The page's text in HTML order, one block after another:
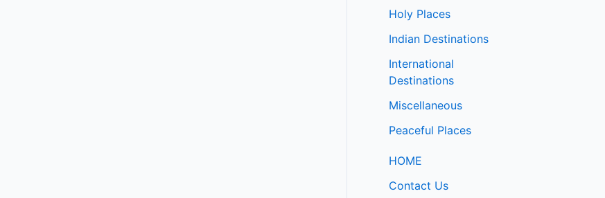
Holy Places
Indian Destinations
International
Destinations
Miscellaneous
Peaceful Places
HOME
Contact Us